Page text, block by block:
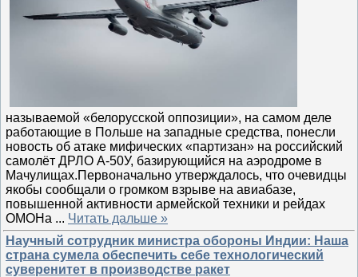
называемой «белорусской оппозиции», на самом деле
работающие в Польше на западные средства, понесли
новость об атаке мифических «партизан» на российский
самолёт ДРЛО А-50У, базирующийся на аэродроме в
Мачулищах.Первоначально утверждалось, что очевидцы
якобы сообщали о громком взрыве на авиабазе,
повышенной активности армейской техники и рейдах
ОМОНа ... Читать дальше »
Научный сотрудник министра обороны Индии: Наша
страна сумела обеспечить себе технологический
суверенитет в производстве ракет